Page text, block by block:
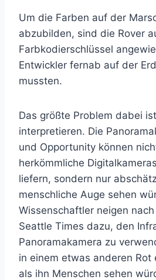
Um die Farben auf der
abzubilden, sind die Rover
Farbkodierschlüssel
Entwickler fernab auf der
mussten.
Das größte Problem dabei
interpretieren. Die
und Opportunity können
herkömmliche
liefern, sondern nur
menschliche Auge sehen
Wissenschaftler neigen
Seattle Times dazu, den
Panoramakamera zu
in einem etwas anderen Rot
als ihn Menschen sehen